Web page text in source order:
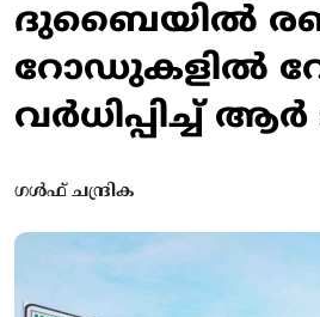
ദുബൈയില്‍
റോഡുകളില്‍
വര്‍ധിപ്പിച്ച് ആര്‍
ഗൾഫ് ചന്ദ്രിക